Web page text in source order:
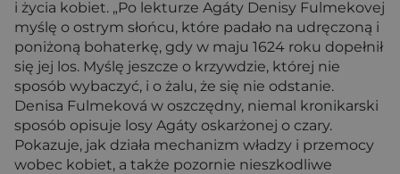
i życia kobiet. „Po lekturze Agáty Denisy Fulmekovej
myślę o ostrym słońcu, które padało na udręczoną i
poniżoną bohaterkę, gdy w maju 1624 roku dopełnił
się jej los. Myślę jeszcze o krzywdzie, której nie
sposób wybaczyć, i o żalu, że się nie odstanie.
Denisa Fulmeková w oszczędny, niemal kronikarski
sposób opisuje losy Agáty oskarżonej o czary.
Pokazuje, jak działa mechanizm władzy i przemocy
wobec kobiet, a także pozornie nieszkodliwe